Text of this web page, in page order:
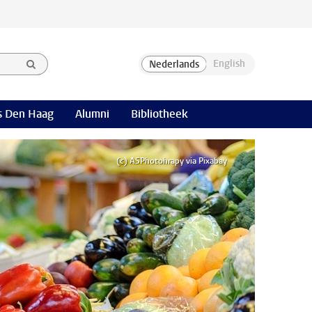
Den Haag Alumni Bibliotheek
(c) ASPhotohrapy via Pixabay